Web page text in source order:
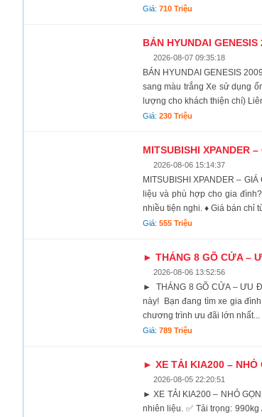
Giá: 710 Triệu
BÁN HYUNDAI
2026-08-07 09:35:18
BÁN HYUNDAI GENESIS
sang màu trắng Xe sử dụng
lượng cho khách thiện chí)
Giá: 230 Triệu
MITSUBISHI XPANDER
2026-08-06 15:14:37
MITSUBISHI XPANDER –
liệu và phù hợp cho gia
nhiều tiện nghi. ♦ Giá bán chỉ
Giá: 555 Triệu
► THÁNG 8 GÕ CỬA –
2026-08-06 13:52:56
► THÁNG 8 GÕ CỬA – ƯU
này! Bạn đang tìm xe gia
chương trình ưu đãi lớn nhất...
Giá: 789 Triệu
► XE TẢI KIA200 – NHỎ
2026-08-05 22:20:51
► XE TẢI KIA200 – NHỎ
nhiên liệu. ✅ Tải trọng: